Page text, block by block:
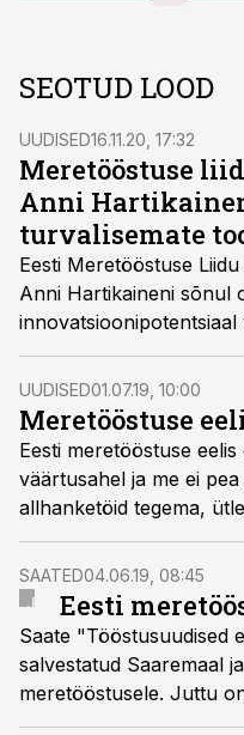
SEOTUD LOOD
UUDISED16.11.20, 17:32
Meretööstuse
Anni
turvalisemate
Eesti Meretööstuse
Anni Hartikaineni sõnul
liigub järjest
UUDISED01.07.19, 10:00
Meretööstuse
Eesti meretööstuse
väärtusahel ja me ei
allhanketöid tegema,
juhatuse liige Anni
“Tööstusuudised eetris”.
SAATED04.06.19, 08:45
Eesti
Saate "Tööstusuudised
salvestatud Saaremaal
meretööstusele. Juttu
ka poliitikast. Saates on